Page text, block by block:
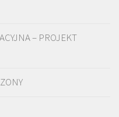
– PROJEKT